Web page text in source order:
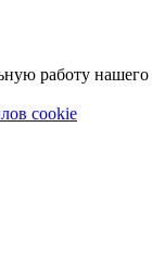
работу нашего
cookie